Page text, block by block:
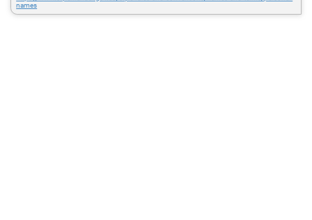
names